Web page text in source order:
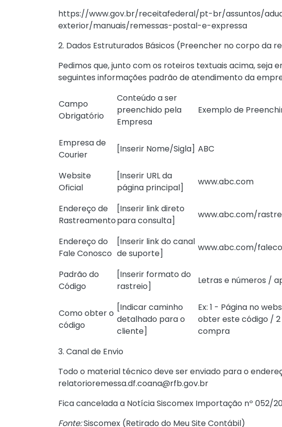
https://www.gov.br/receitafederal/pt-br/assuntos/
exterior/manuais/remessas-postal-e-expressa
2. Dados Estruturados Básicos (Preencher no corpo da
Pedimos que, junto com os roteiros textuais acima, seja
seguintes informações padrão de atendimento da
Campo
Obrigatório
Conteúdo a ser
preenchido pela
Empresa
Exemplo de
Empresa de
Courier
[Inserir Nome/Sigla] ABC
Website
Oficial
[Inserir URL da
página principal]
www.abc.com
Endereço de
Rastreamento
[Inserir link direto
para consulta]
www.abc.com/
Endereço do
Fale Conosco
[Inserir link do canal
de suporte]
www.abc.com/
Padrão do
Código
[Inserir formato do
rastreio]
Letras e números /
Como obter o
código
[Indicar caminho
detalhado para o
cliente]
Ex: 1 - Página no
obter este código /
compra
3. Canal de Envio
Todo o material técnico deve ser enviado para o
relatorioremessa.df.coana@rfb.gov.br
Fica cancelada a Notícia Siscomex Importação nº 052/
Fonte:Siscomex (Retirado do Meu Site Contábil)